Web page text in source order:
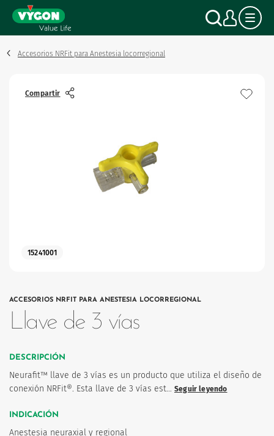
Panel de gestión de cookies
contenido
principal
Buscar
Mi
Accesorios NRFit para Anestesia locorregional
Compartir
15241001
ACCESORIOS NRFIT PARA ANESTESIA LOCORREGIONAL
Llave de 3 vías
DESCRIPCIÓN
Neurafit™ llave de 3 vías es un producto que utiliza el diseño de
conexión NRFit®. Esta llave de 3 vías est… Seguir leyendo
INDICACIÓN
Anestesia neuraxial y regional